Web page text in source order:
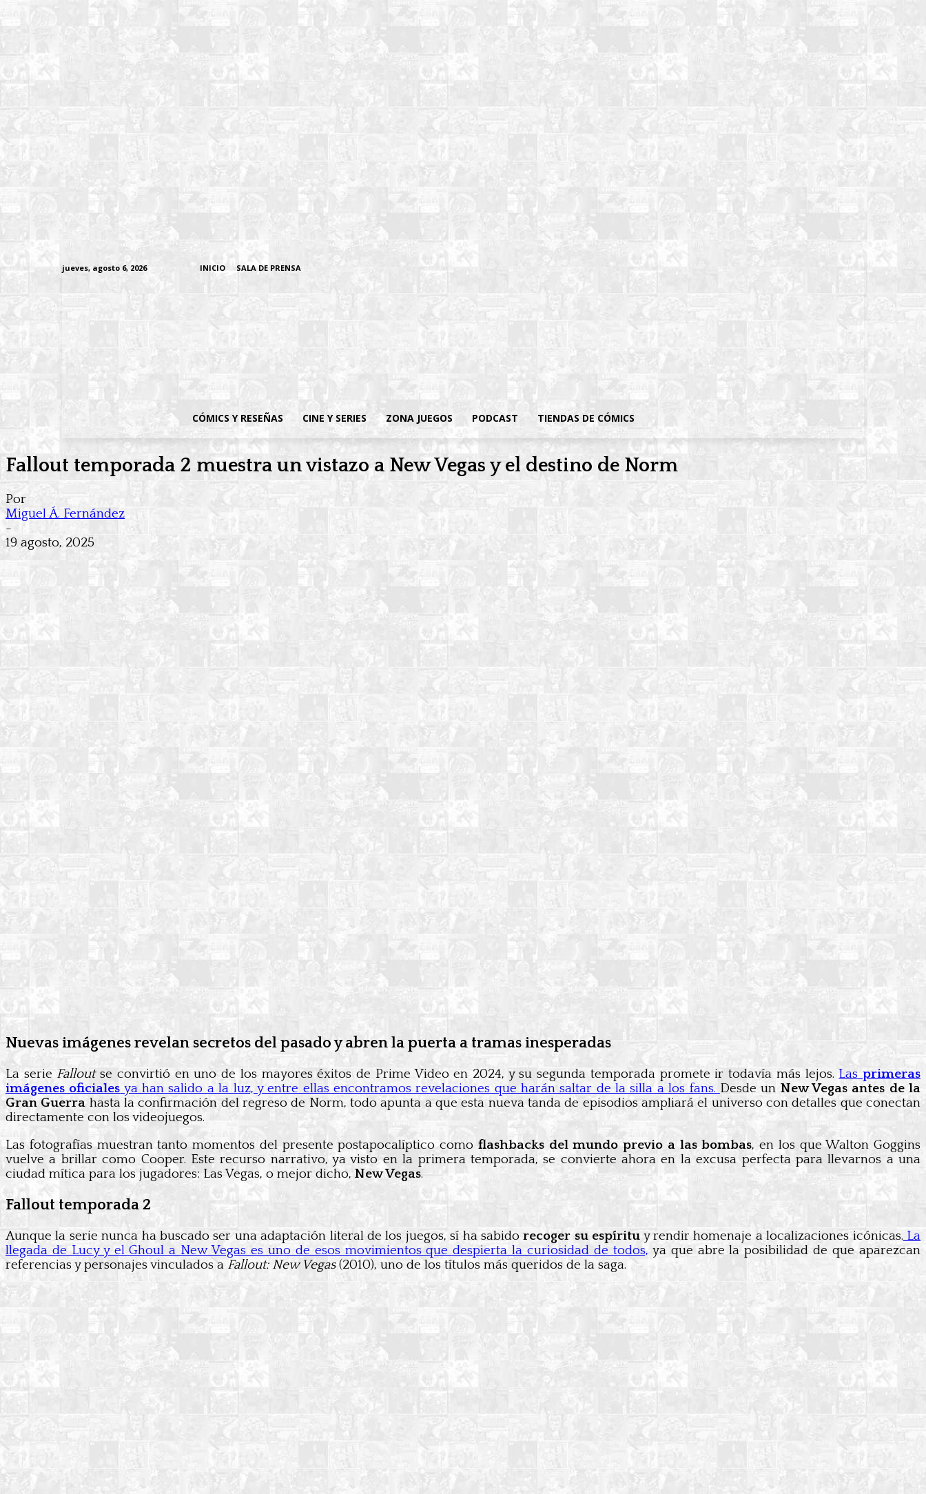
jueves, agosto 6, 2026 INICIO SALA DE PRENSA
CÓMICS Y RESEÑAS CINE Y SERIES ZONA JUEGOS PODCAST TIENDAS DE CÓMICS
Fallout temporada 2 muestra un vistazo a New Vegas y el destino de Norm
Por
Miguel Á. Fernández
-
19 agosto, 2025
Nuevas imágenes revelan secretos del pasado y abren la puerta a tramas inesperadas
La serie Falloutse convirtió en uno de los mayores éxitos de Prime Video en 2024, y su segunda temporada promete ir todavía más lejos.Lasprimeras
imágenes oficiales ya han salido a la luz, y entre ellas encontramos revelaciones que harán saltar de la silla a los fans. Desde un New Vegas antes de la
Gran Guerrahasta la confirmación del regreso de Norm, todo apunta a que esta nueva tanda de episodios ampliará el universo con detalles que conectan
directamente con los videojuegos.
Las fotografías muestran tanto momentos del presente postapocalíptico como flashbacks del mundo previo a las bombas, en los que Walton Goggins
vuelve a brillar como Cooper. Este recurso narrativo, ya visto en la primera temporada, se convierte ahora en la excusa perfecta para llevarnos a una
ciudad mítica para los jugadores: Las Vegas, o mejor dicho, New Vegas.
Fallout temporada 2
Aunque la serie nunca ha buscado ser una adaptación literal de los juegos, sí ha sabidorecoger su espíritu y rendir homenaje a localizaciones icónicas. La
llegada de Lucy y el Ghoul a New Vegas es uno de esos movimientos que despierta la curiosidad de todos, ya que abre la posibilidad de que aparezcan
referencias y personajes vinculados a Fallout: New Vegas(2010), uno de los títulos más queridos de la saga.